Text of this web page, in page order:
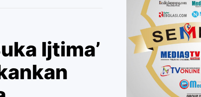
Ijtima’